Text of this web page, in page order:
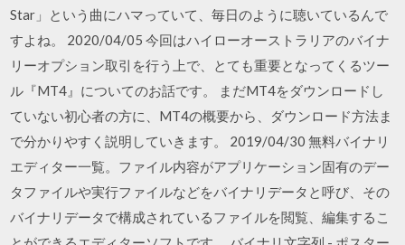
Star」という曲にハマっていて、毎日のように聴いているんで
すよね。 2020/04/05 今回はハイローオーストラリアのバイナ
リーオプション取引を行う上で、とても重要となってくるツー
ル『MT4』についてのお話です。 まだMT4をダウンロードし
ていない初心者の方に、MT4の概要から、ダウンロード方法ま
で分かりやすく説明していきます。 2019/04/30 無料バイナリ
エディター一覧。ファイル内容がアプリケーション固有のデー
タファイルや実行ファイルなどをバイナリデータと呼び、その
バイナリデータで構成されているファイルを閲覧、編集するこ